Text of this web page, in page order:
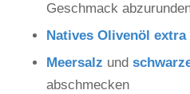
Geschmack
Natives Olivenöl extra
Meersalz und
abschmecken